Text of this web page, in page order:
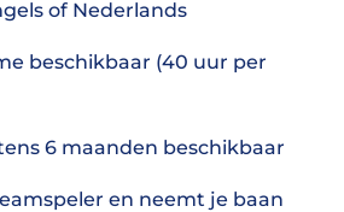
of Nederlands
beschikbaar (40 uur per
6 maanden beschikbaar
en neemt je baan